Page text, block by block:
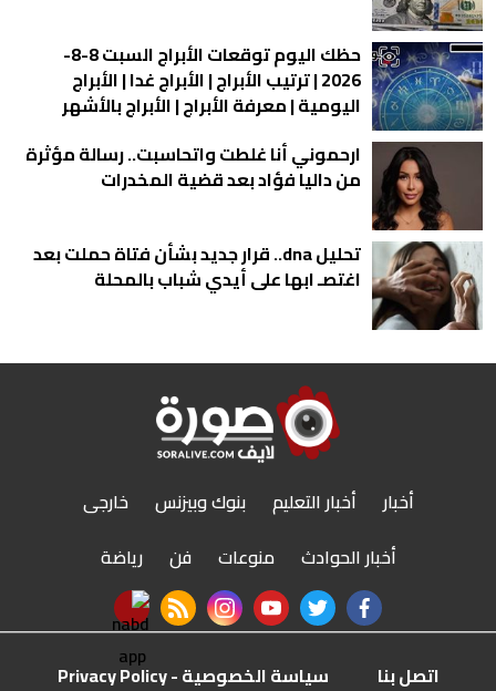
حظك اليوم توقعات الأبراج السبت 8-8-
2026 | ترتيب الأبراج | الأبراج غدا | الأبراج
اليومية | معرفة الأبراج | الأبراج بالأشهر
ارحموني أنا غلطت واتحاسبت.. رسالة مؤثرة
من داليا فؤاد بعد قضية المخدرات
تحليل dna.. قرار جديد بشأن فتاة حملت بعد
اغتصـ ابها على أيدي شباب بالمحلة
أخبار أخبار التعليم بنوك وبيزنس
خارجى
أخبار الحوادث
منوعات فن
رياضة
facebook
twitter
youtube
instagram
rss feed
nabd app
اتصل بنا سياسة الخصوصية - Privacy Policy